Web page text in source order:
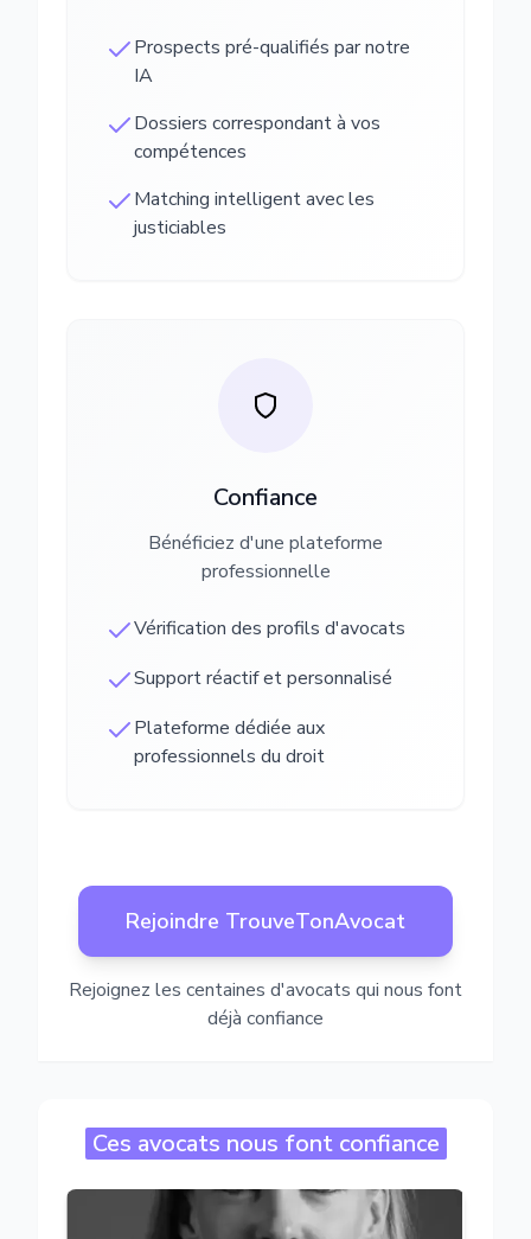
Prospects pré-qualifiés par notre
IA
Dossiers correspondant à vos
compétences
Matching intelligent avec les
justiciables
Confiance
Bénéficiez d'une plateforme
professionnelle
Vérification des profils d'avocats
Support réactif et personnalisé
Plateforme dédiée aux
professionnels du droit
Rejoindre TrouveTonAvocat
Rejoignez les centaines d'avocats qui nous font
déjà confiance
Ces avocats nous font confiance